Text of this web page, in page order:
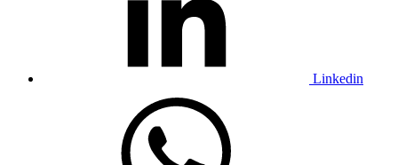
Linkedin